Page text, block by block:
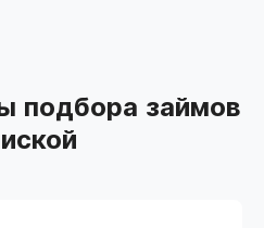
подбора займов